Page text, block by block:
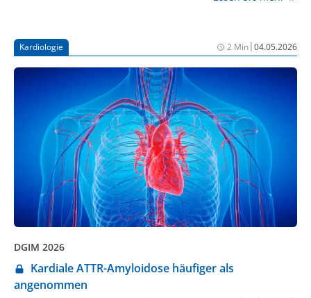
große Reichweite erlangen, ganz gleich, ob sie von
Frage war Gegenstand mehrerer Veranstaltungen auf
der DMEA. Wie sich zeigte, sind Akteur:innen im
medizinischen Kontext keineswegs machtlos,
vorausgesetzt, sie behalten die Kontrolle und
besetzen den digitalen Raum proaktiv.
Kardiologie 2 Min|04.05.2026
DGIM 2026
Kardiale ATTR-Amyloidose häufiger als
angenommen